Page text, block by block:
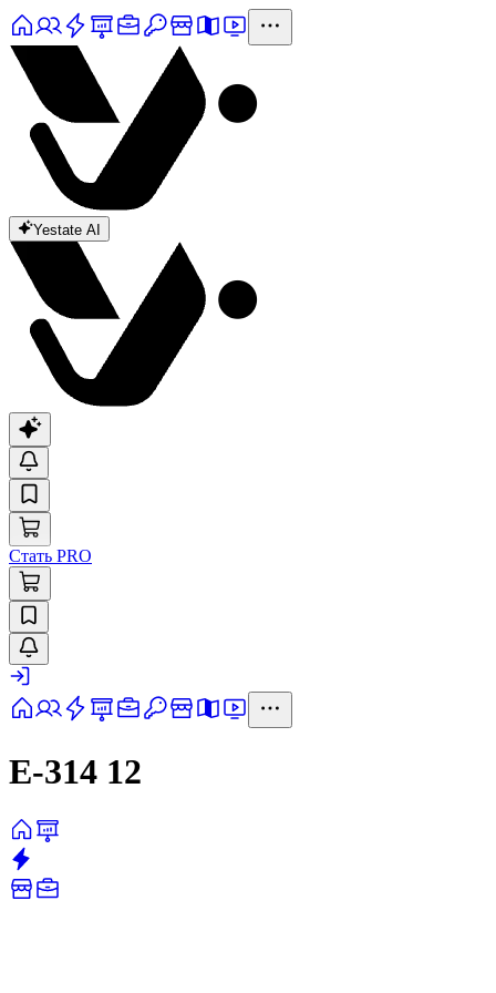
Yestate AI
Стать PRO
Е-314 12